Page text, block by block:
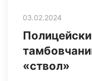
03.02.2024
«ствол»